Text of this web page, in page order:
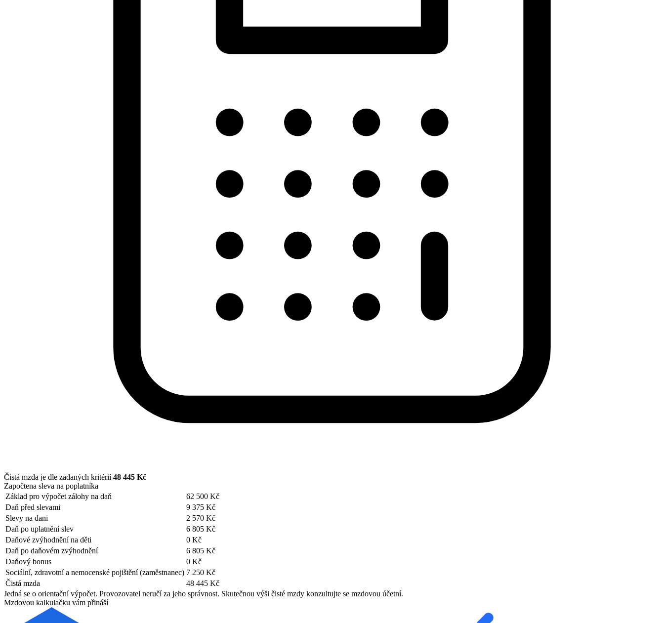
Čistá mzda je dle zadaných kritérií48 445 Kč
Započtena sleva na poplatníka
Základ pro výpočet zálohy na daň
62 500 Kč
Daň před slevami
9 375 Kč
Slevy na dani
2 570 Kč
Daň po uplatnění slev
6 805 Kč
Daňové zvýhodnění na děti
0 Kč
Daň po daňovém zvýhodnění
6 805 Kč
Daňový bonus
0 Kč
Sociální, zdravotní a nemocenské pojištění (zaměstnanec) 7 250 Kč
Čistá mzda
48 445 Kč
Jedná se o orientační výpočet. Provozovatel neručí za jeho správnost. Skutečnou výši čisté mzdy konzultujte se mzdovou účetní.
Mzdovou kalkulačku vám přináší